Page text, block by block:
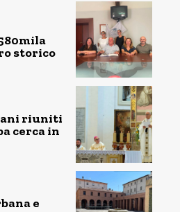
storico
riuniti
cerca in
e